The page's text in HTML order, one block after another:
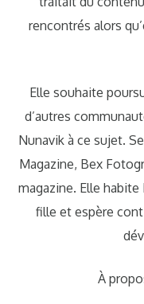
rencontrés alors
Elle souhaite
d’autres
Nunavik à ce sujet.
Magazine, Bex
magazine. Elle
fille et espère
À